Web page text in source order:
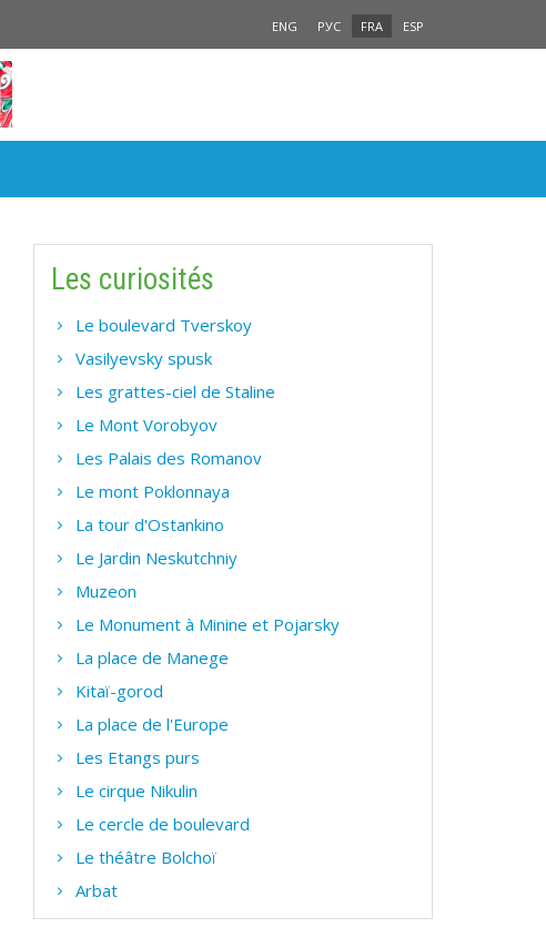
ENG РУС FRA ESP
Les curiosités
Le boulevard Tverskoy
Vasilyevsky spusk
Les grattes-ciel de Staline
Le Mont Vorobyov
Les Palais des Romanov
Le mont Poklonnaya
La tour d'Ostankino
Le Jardin Neskutchniy
Muzeon
Le Monument à Minine et Pojarsky
La place de Manege
Kitaï-gorod
La place de l'Europe
Les Etangs purs
Le cirque Nikulin
Le cercle de boulevard
Le théâtre Bolchoï
Arbat